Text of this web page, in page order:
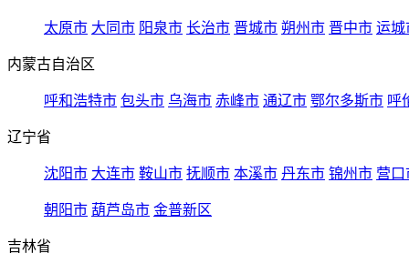
太原市 大同市 阳泉市 长治市 晋城市 朔州市 晋中市 运城
内蒙古自治区
呼和浩特市 包头市 乌海市 赤峰市 通辽市 鄂尔多斯市 呼
辽宁省
沈阳市 大连市 鞍山市 抚顺市 本溪市 丹东市 锦州市 营口
朝阳市 葫芦岛市 金普新区
吉林省